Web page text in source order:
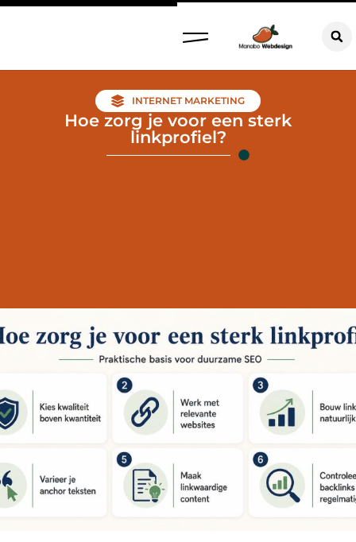
INTERNET MARKETING
Hoe zorg je voor een sterk
linkprofiel?